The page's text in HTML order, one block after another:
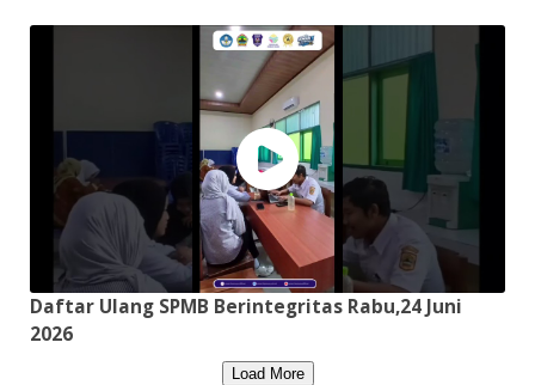
Daftar Ulang SPMB Berintegritas Rabu,24 Juni
2026
Load More